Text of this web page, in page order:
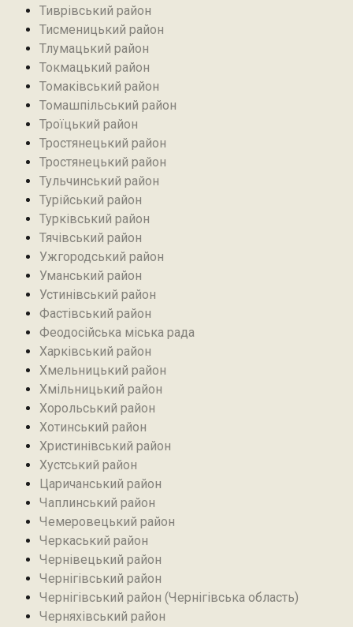
Тиврівський район
Тисменицький район
Тлумацький район
Токмацький район
Томаківський район
Томашпільський район
Троїцький район‎
Тростянецький район
Тростянецький район
Тульчинський район
Турійський район
Турківський район
Тячівський район
Ужгородський район
Уманський район
Устинівський район
Фастівський район
Феодосійська міська рада
Харківський район
Хмельницький район
Хмільницький район
Хорольський район
Хотинський район‎
Христинівський район
Хустський район
Царичанський район
Чаплинський район
Чемеровецький район
Черкаський район
Чернівецький район
Чернігівський район
Чернігівський район (Чернігівська область)
Черняхівський район‎